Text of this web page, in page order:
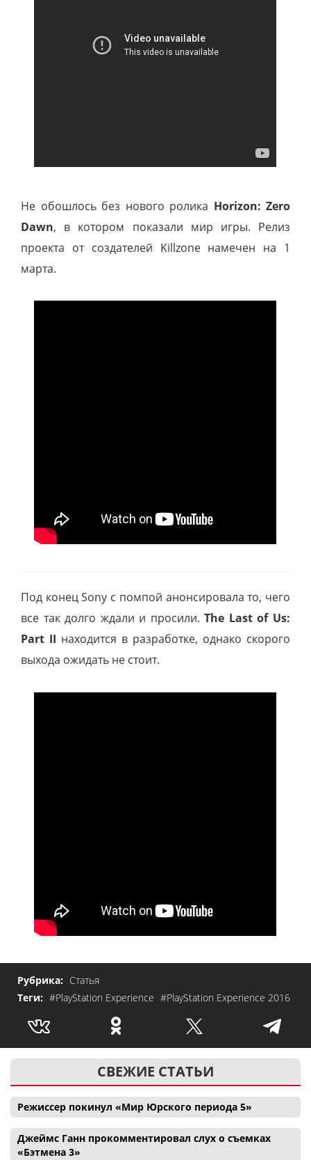
Не обошлось без нового ролика Horizon: Zero
Dawn, в котором показали мир игры. Релиз
проекта от создателей Killzone намечен на 1
марта.
Под конец Sony с помпой анонсировала то, чего
все так долго ждали и просили.The Last of Us:
Part II находится в разработке, однако скорого
выхода ожидать не стоит.
Рубрика: Статья
Теги: #PlayStation Experience #PlayStation Experience 2016
СВЕЖИЕ СТАТЬИ
Режиссер покинул «Мир Юрского периода 5»
Джеймс Ганн прокомментировал слух о съемках
«Бэтмена 3»